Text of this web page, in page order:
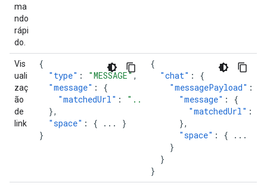
ma
ndo
rápi
do.
Vis
uali
zaç
ão
de
link
{
"type" : "MESSAGE",
"message" :
{
"matchedUrl" :
"..."
},
"space" : { ...
}
}
{
"chat" :
{
"messagePayload" :
"message" :
{
"matchedUrl" :
},
"space" : { ...
}
}
}